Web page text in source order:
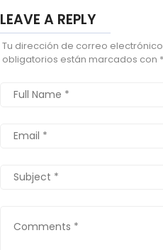
LEAVE A REPLY
Tu dirección de correo
obligatorios están marcados con *